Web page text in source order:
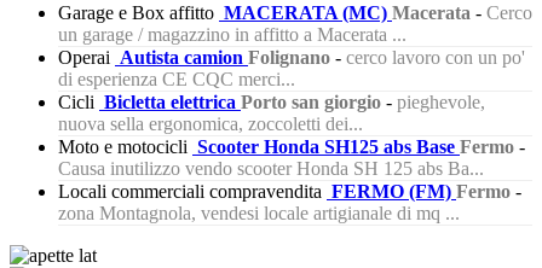
Garage e Box affitto MACERATA (MC) Macerata - Cerco
un garage / magazzino in affitto a Macerata ...
Operai Autista camion Folignano - cerco lavoro con un po'
di esperienza CE CQC merci...
Cicli Bicletta elettrica Porto san giorgio - pieghevole,
nuova sella ergonomica, zoccoletti dei...
Moto e motocicli Scooter Honda SH125 abs Base Fermo -
Causa inutilizzo vendo scooter Honda SH 125 abs Ba...
Locali commerciali compravendita FERMO (FM) Fermo -
zona Montagnola, vendesi locale artigianale di mq ...